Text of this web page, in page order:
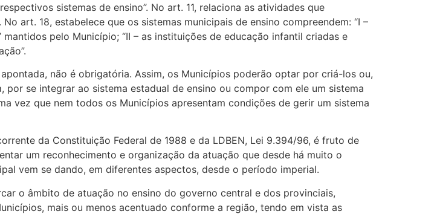
sistemas de ensino”. No art. 11, relaciona as atividades que
art. 18, estabelece que os sistemas municipais de ensino compreendem: “I –
pelo Município; “II – as instituições de educação infantil criadas e
não é obrigatória. Assim, os Municípios poderão optar por criá-los ou,
se integrar ao sistema estadual de ensino ou compor com ele um sistema
vez que nem todos os Municípios apresentam condições de gerir um sistema
da Constituição Federal de 1988 e da LDBEN, Lei 9.394/96, é fruto de
um reconhecimento e organização da atuação que desde há muito o
vem se dando, em diferentes aspectos, desde o período imperial.
o âmbito de atuação no ensino do governo central e dos provinciais,
mais ou menos acentuado conforme a região, tendo em vista as